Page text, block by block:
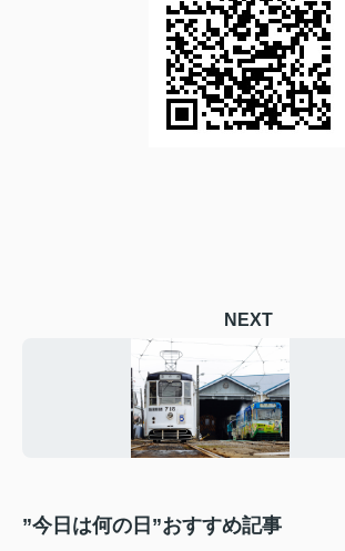
NEXT
”今日は何の日”おすすめ記事